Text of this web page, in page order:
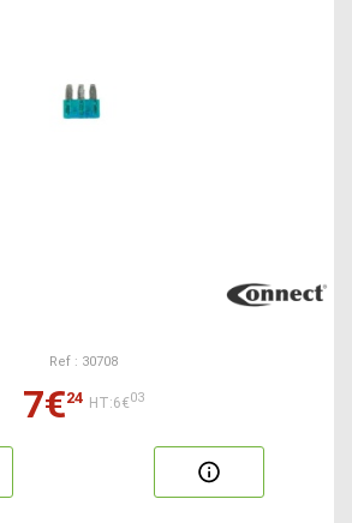
Ref : 30708
7€24 HT:6€03